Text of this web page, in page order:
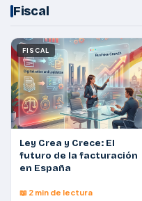
Fiscal
FISCAL
Ley Crea y Crece: El
futuro de la facturación
en España
📖 2 min de lectura